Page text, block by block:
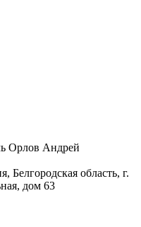
Орлов Андрей
Белгородская область, г.
дом 63